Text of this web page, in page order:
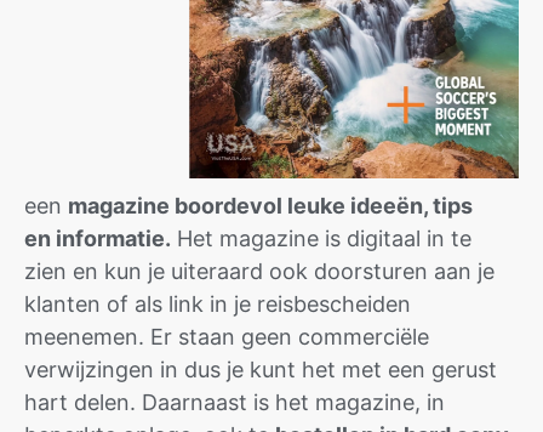
een magazine boordevol leuke ideeën, tips
en informatie. Het magazine is digitaal in te
zien en kun je uiteraard ook doorsturen aan je
klanten of als link in je reisbescheiden
meenemen. Er staan geen commerciële
verwijzingen in dus je kunt het met een gerust
hart delen. Daarnaast is het magazine, in